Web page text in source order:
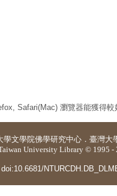
Safari(Mac) 瀏覽器能獲得較
學文學院佛學研究中心 ． 臺灣大
University Library © 1995 -
doi:10.6681/